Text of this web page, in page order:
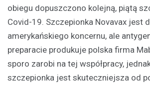
obiegu dopuszczono kolejną, piątą
Covid-19. Szczepionka Novavax jest
amerykańskiego koncernu, ale
preparacie produkuje polska firma
sporo zarobi na tej współpracy,
szczepionka jest skuteczniejsza od